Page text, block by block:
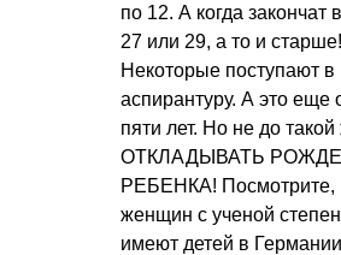
по 12. А когда закончат
27 или 29, а то и старше!
Некоторые поступают в
аспирантуру. А это еще
пяти лет. Но не до
ОТКЛАДЫВАТЬ
РЕБЕНКА! Посмотрите,
женщин с ученой
имеют детей в